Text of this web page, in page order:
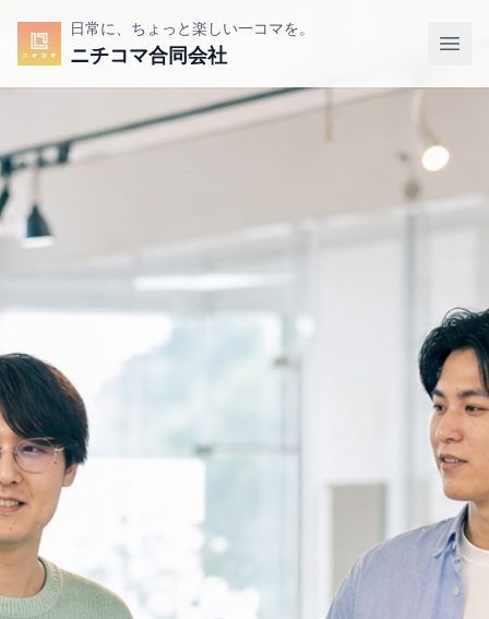
日常に、ちょっと楽しい一コマを。
ニチコマ合同会社